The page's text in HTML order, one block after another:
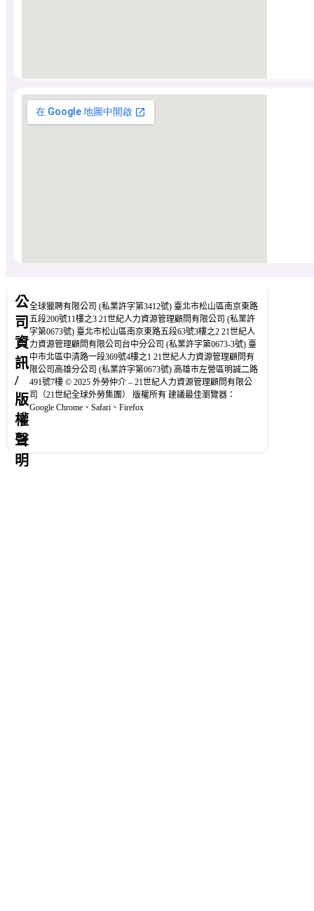
公
司
資
訊
/
版
權
聲
明
全球獵聘有限公司 (私業許字第3412號) 臺北市松山區南京東路
五段200號11樓之3 21世紀人力資源管理顧問有限公司 (私業許
字第0673號) 臺北市松山區南京東路五段63號3樓之2 21世紀人
力資源管理顧問有限公司台中分公司 (私業許字第0673-3號) 臺
中市北區中清路一段369號4樓之1 21世紀人力資源管理顧問有
限公司高雄分公司 (私業許字第0673號) 高雄市左營區明誠二路
491號7樓 © 2025 外勞仲介 – 21世紀人力資源管理顧問有限公
司（21世紀全球外勞集團） 版權所有 建議最佳瀏覽器：
Google Chrome、Safari、Firefox